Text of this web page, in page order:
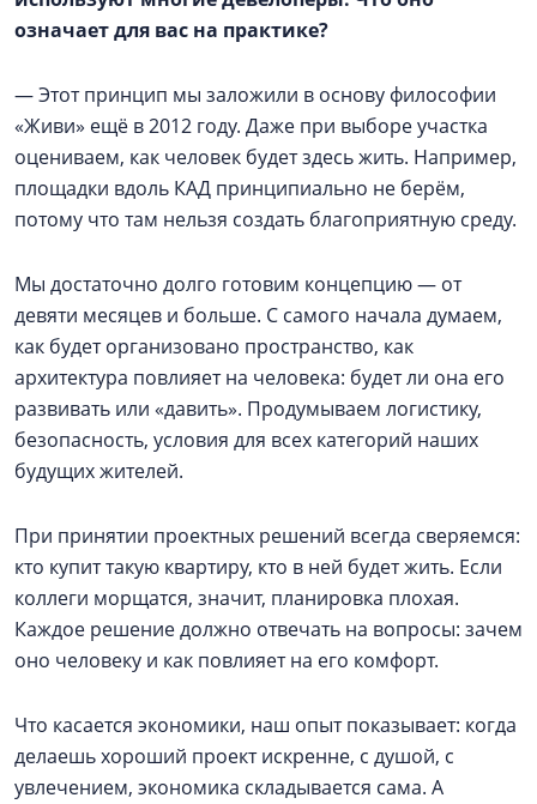
означает для вас на практике?
— Этот принцип мы заложили в основу философии
«Живи» ещё в 2012 году. Даже при выборе участка
оцениваем, как человек будет здесь жить. Например,
площадки вдоль КАД принципиально не берём,
потому что там нельзя создать благоприятную среду.
Мы достаточно долго готовим концепцию — от
девяти месяцев и больше. С самого начала думаем,
как будет организовано пространство, как
архитектура повлияет на человека: будет ли она его
развивать или «давить». Продумываем логистику,
безопасность, условия для всех категорий наших
будущих жителей.
При принятии проектных решений всегда сверяемся:
кто купит такую квартиру, кто в ней будет жить. Если
коллеги морщатся, значит, планировка плохая.
Каждое решение должно отвечать на вопросы: зачем
оно человеку и как повлияет на его комфорт.
Что касается экономики, наш опыт показывает: когда
делаешь хороший проект искренне, с душой, с
увлечением, экономика складывается сама. А